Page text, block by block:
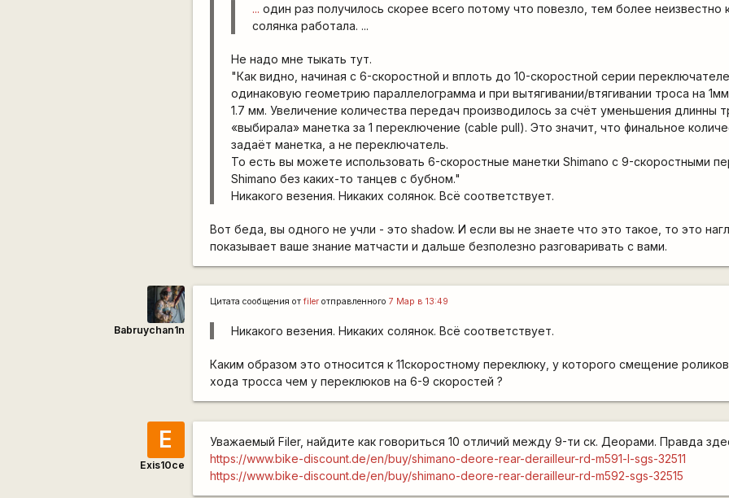
... один раз получилось скорее всего потому что повезло, тем более неизвестно
солянка работала. ...
Не надо мне тыкать тут.
"Как видно, начиная с 6-скоростной и вплоть до 10-скоростной серии
одинаковую геометрию параллелограмма и при вытягивании/втягивании троса на
1.7 мм. Увеличение количества передач производилось за счёт уменьшения длинны
«выбирала» манетка за 1 переключение (cable pull). Это значит, что финальное
задаёт манетка, а не переключатель.
То есть вы можете использовать 6-скоростные манетки Shimano с 9-скоростными
Shimano без каких-то танцев с бубном."
Никакого везения. Никаких солянок. Всё соответствует.
Вот беда, вы одного не учли - это shadow. И если вы не знаете что это такое, то это
показывает ваше знание матчасти и дальше безполезно разговаривать с вами.
Babruychan1n
Цитата сообщения отfiler отправленного7 Мар в 13:49
Никакого везения. Никаких солянок. Всё соответствует.
Каким образом это относится к 11скоростному переклюку, у которого смещение
хода тросса чем у переклюков на 6-9 скоростей ?
E
Exis10ce
Уважаемый Filer, найдите как говориться 10 отличий между 9-ти ск. Деорами. Правда
https://www.bike-discount.de/en/buy/shimano-deore-rear-derailleur-rd-m591-l-sgs-32511
https://www.bike-discount.de/en/buy/shimano-deore-rear-derailleur-rd-m592-sgs-32515